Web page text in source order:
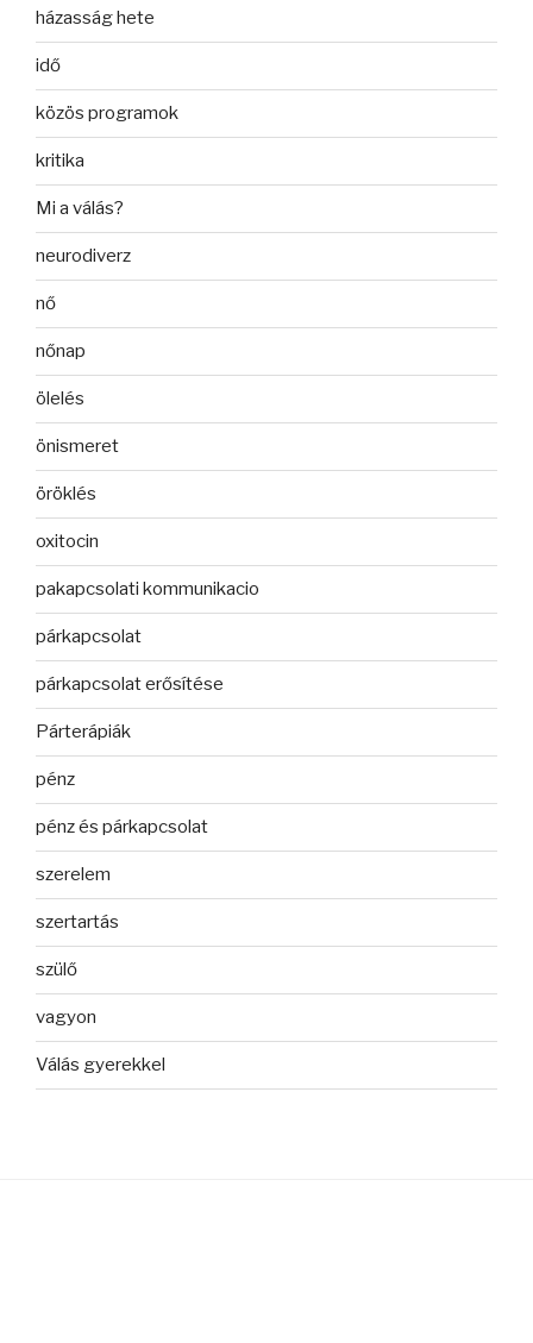
házasság hete
idő
közös programok
kritika
Mi a válás?
neurodiverz
nő
nőnap
ölelés
önismeret
öröklés
oxitocin
pakapcsolati kommunikacio
párkapcsolat
párkapcsolat erősítése
Párterápiák
pénz
pénz és párkapcsolat
szerelem
szertartás
szülő
vagyon
Válás gyerekkel